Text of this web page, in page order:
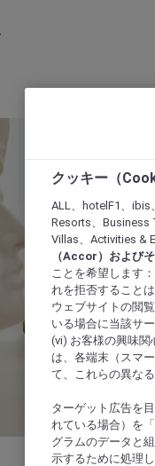
クッキー（
ALL、hotelF1、ibis
Resorts、Business
Villas、Activities &
（Accor）および
ことを希望します
れを拒否すること
ウェブサイトの閲
いる場合に当該サ
(vi) お客様の興味
は、各端末（スマ
て、これらの異な
ターゲット広告を
れている場合）を
グラムのデータと
示するために処理